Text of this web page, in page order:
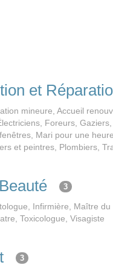
et
mineure, Accueil
Foreurs,
Mari pour une
et peintres, Plombiers,
3
Infirmière, Maître du
Toxicologue, Visagiste
3